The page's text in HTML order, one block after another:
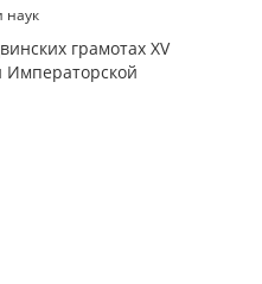
наук
грамотах XV
Императорской